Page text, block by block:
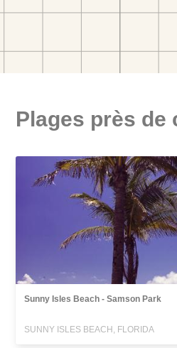
Plages près de
Sunny Isles Beach - Samson Park
SUNNY ISLES BEACH, FLORIDA